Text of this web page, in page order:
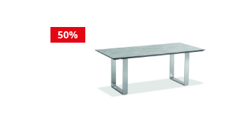
50%